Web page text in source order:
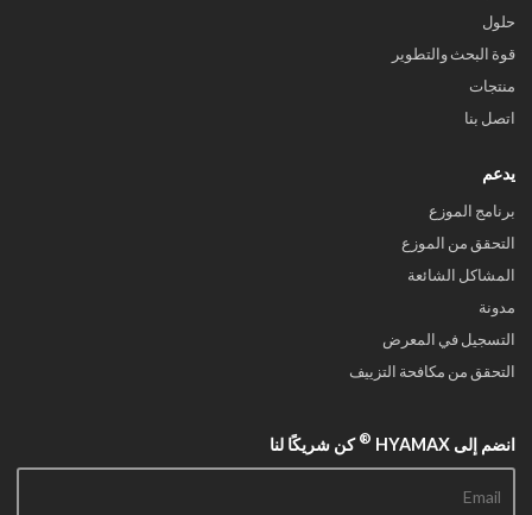
حلول
قوة البحث والتطوير
منتجات
اتصل بنا
يدعم
برنامج الموزع
التحقق من الموزع
المشاكل الشائعة
مدونة
التسجيل في المعرض
التحقق من مكافحة التزييف
انضم إلى HYAMAX ® كن شريكًا لنا